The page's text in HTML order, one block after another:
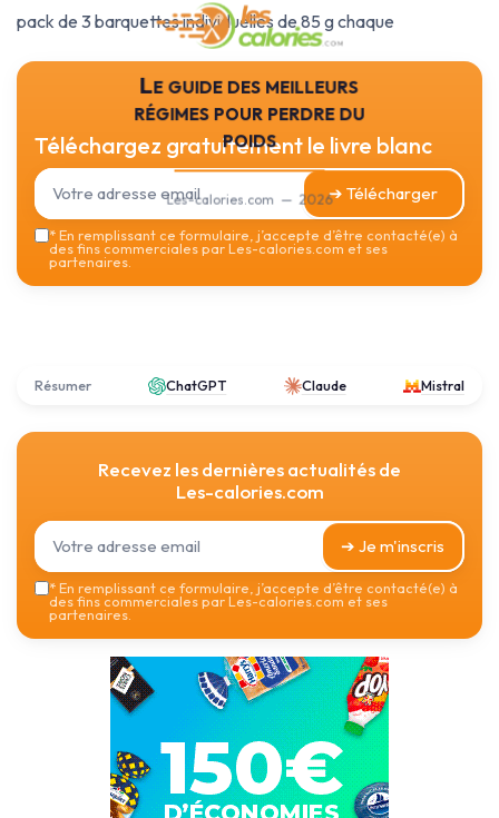
pack de 3 barquettes individuelles de 85 g chaque
Le guide des meilleurs
régimes pour perdre du
poids
Les-calories.com — 2026
Téléchargez gratuitement le livre blanc
➔ Télécharger
*En remplissant ce formulaire, j’accepte d’être contacté(e) à
des fins commerciales par Les-calories.com et ses
partenaires.
Résumer ChatGPT Claude Mistral
Recevez les dernières actualités de
Les-calories.com
➔ Je m'inscris
*En remplissant ce formulaire, j’accepte d’être contacté(e) à
des fins commerciales par Les-calories.com et ses
partenaires.